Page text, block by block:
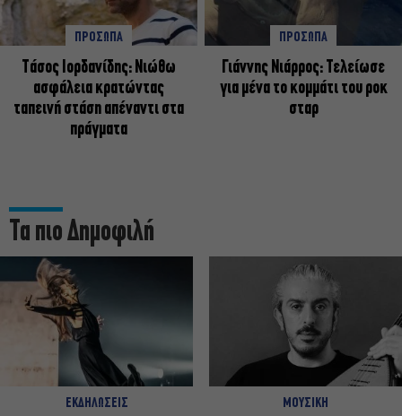
ΠΡΟΣΩΠΑ
Tάσος Ιορδανίδης: Νιώθω
ασφάλεια κρατώντας
ταπεινή στάση απέναντι στα
πράγματα
ΠΡΟΣΩΠΑ
Γιάννης Νιάρρος: Τελείωσε
για μένα το κομμάτι του ροκ
σταρ
Τα πιο Δημοφιλή
ΕΚΔΗΛΩΣΕΙΣ ΜΟΥΣΙΚΗ